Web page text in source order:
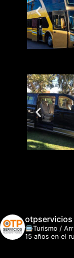
otpservicios
🚍Turismo /
15 años en el